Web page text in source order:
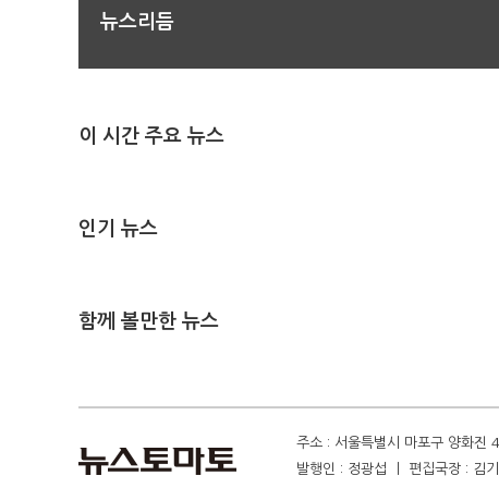
뉴스리듬
이 시간 주요 뉴스
인기 뉴스
함께 볼만한 뉴스
주소 : 서울특별시 마포구 양화
발행인 : 정광섭 ㅣ 편집국장 :